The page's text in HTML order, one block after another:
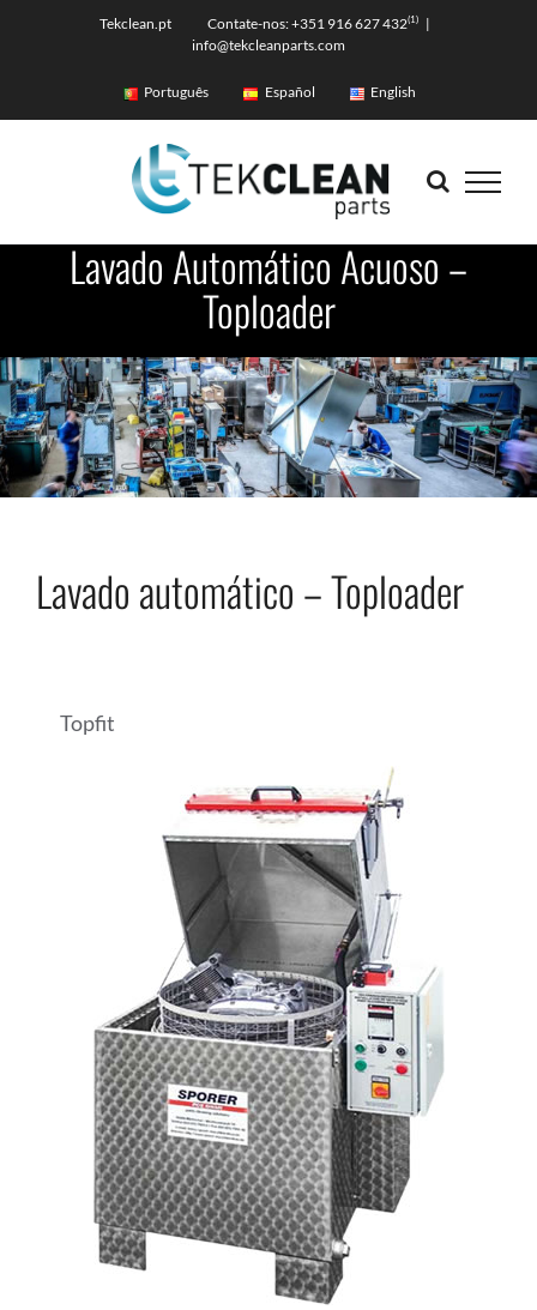
Tekclean.pt Contate-nos: +351 916 627 432(1)
|
info@tekcleanparts.com
Português Español English
Lavado Automático Acuoso –
Toploader
Lavado automático – Toploader
Topfit